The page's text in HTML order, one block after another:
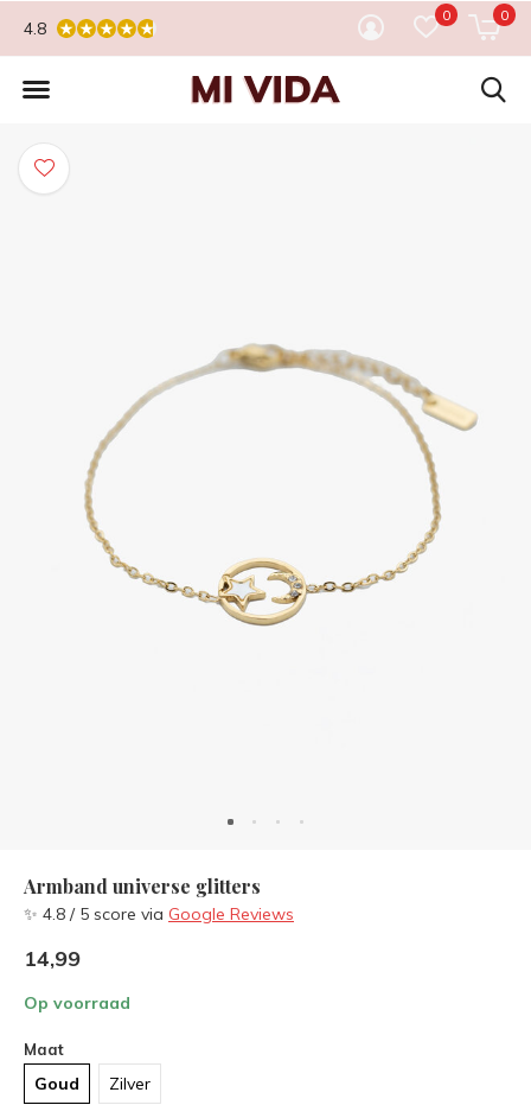
0 0
4.8
Armband universe glitters
✨ 4.8 / 5 score via Google Reviews
14,99
Op voorraad
Maat
Goud Zilver